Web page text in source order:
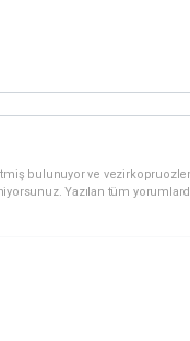
bulunuyor ve
Yazılan tüm